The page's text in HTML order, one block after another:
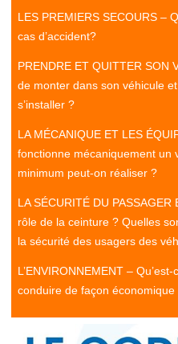
LES PREMIERS SECOURS –
cas d’accident?
PRENDRE ET QUITTER SON
de monter dans son véhicule
s’installer ?
LA MÉCANIQUE ET LES
fonctionne mécaniquement un
minimum peut-on réaliser ?
LA SÉCURITÉ DU
rôle de la ceinture ? Quelles
la sécurité des usagers des
L’ENVIRONNEMENT –
conduire de façon économique